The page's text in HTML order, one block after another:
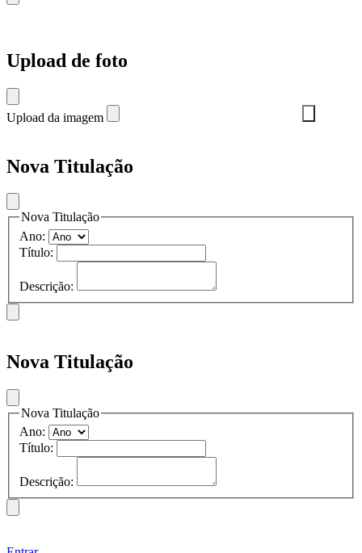
Upload de foto
Upload da imagem
Nova Titulação
Nova Titulação
Ano:
Título:
Descrição:
Nova Titulação
Nova Titulação
Ano:
Título:
Descrição: